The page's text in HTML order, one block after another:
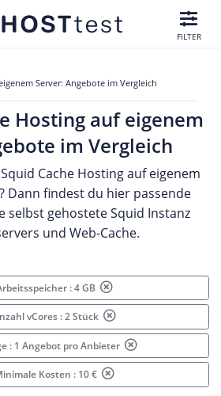
FILTER
Server: Angebote im Vergleich
Hosting auf eigenem
im Vergleich
Cache Hosting auf eigenem
Dann findest du hier passende
selbst gehostete Squid Instanz
und Web-Cache.
: 4 GB
vCores : 2 Stück
: 1 Angebot pro Anbieter
Kosten : 10 €